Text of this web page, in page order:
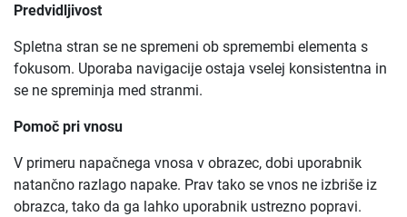
Predvidljivost
Spletna stran se ne spremeni ob spremembi elementa s
fokusom. Uporaba navigacije ostaja vselej konsistentna in
se ne spreminja med stranmi.
Pomoč pri vnosu
V primeru napačnega vnosa v obrazec, dobi uporabnik
natančno razlago napake. Prav tako se vnos ne izbriše iz
obrazca, tako da ga lahko uporabnik ustrezno popravi.